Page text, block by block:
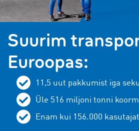
Suurim
Euroopas:
11,5 uut pakkumist iga
Üle 516 miljoni tonni
Enam kui 156.000